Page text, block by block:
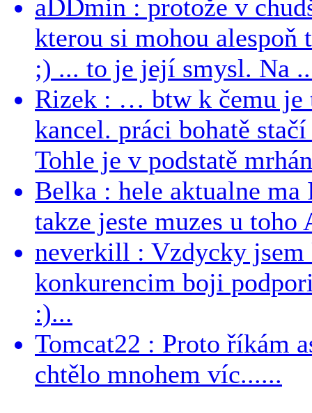
aDDmin : protože v
kterou si mohou alespoň
;) ... to je její smysl. Na
Rizek : … btw k čemu je
kancel. práci bohatě
Tohle je v podstatě
Belka : hele aktualne
takze jeste muzes u
neverkill : Vzdycky
konkurencim boji
:)...
Tomcat22 : Proto říkám
chtělo mnohem víc......